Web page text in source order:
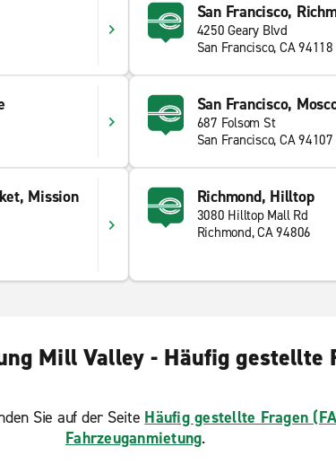
San Francisco,
4250 Geary Blvd
San Francisco, CA 94118
San Francisco,
687 Folsom St
San Francisco, CA 94107
Mission
Richmond, Hilltop
3080 Hilltop Mall Rd
Richmond, CA 94806
Mill Valley - Häufig gestellte
Sie auf der Seite Häufig gestellte Fragen
Fahrzeuganmietung.